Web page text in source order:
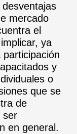
mercado
el
ya
y
o
que se
de
ser
en general.